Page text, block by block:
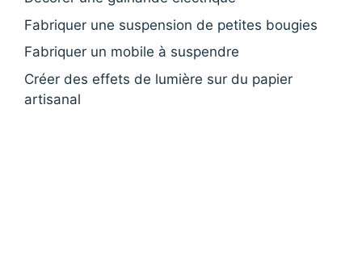
Fabriquer une suspension de petites bougies
Fabriquer un mobile à suspendre
Créer des effets de lumière sur du papier
artisanal